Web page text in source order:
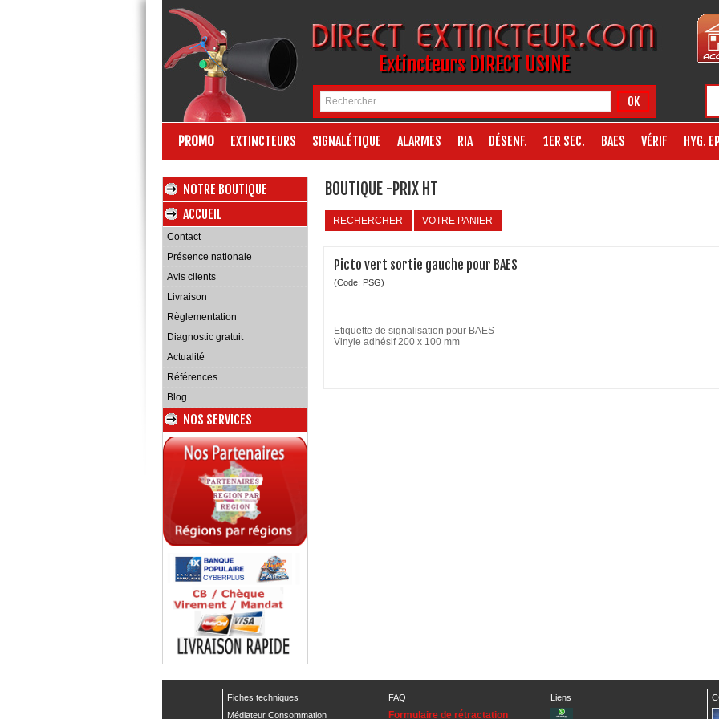
Extincteurs DIRECT USINE
OK
PROMO EXTINCTEURS SIGNALÉTIQUE ALARMES RIA DÉSENF. 1ER SEC. BAES VÉRIF HYG.
NOTRE BOUTIQUE
ACCUEIL
Contact
Présence nationale
Avis clients
Livraison
Règlementation
Diagnostic gratuit
Actualité
Références
Blog
NOS SERVICES
BOUTIQUE -PRIX HT
RECHERCHER VOTRE PANIER
Picto vert sortie gauche pour BAES
(Code: PSG)
Etiquette de signalisation pour BAES
Vinyle adhésif 200 x 100 mm
Fiches techniques FAQ Liens
Médiateur Consommation
Formulaire de rétractation